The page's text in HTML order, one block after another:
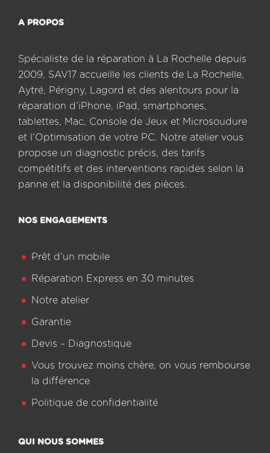
A PROPOS
Spécialiste de la réparation à La Rochelle depuis
2009, SAV17 accueille les clients de La Rochelle,
Aytré, Périgny, Lagord et des alentours pour la
réparation d’iPhone, iPad, smartphones,
tablettes, Mac, Console de Jeux et Microsoudure
et l’Optimisation de votre PC. Notre atelier vous
propose un diagnostic précis, des tarifs
compétitifs et des interventions rapides selon la
panne et la disponibilité des pièces.
NOS ENGAGEMENTS
Prêt d’un mobile
Réparation Express en 30 minutes
Notre atelier
Garantie
Devis – Diagnostique
Vous trouvez moins chère, on vous rembourse
la différence
Politique de confidentialité
QUI NOUS SOMMES